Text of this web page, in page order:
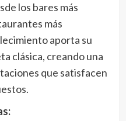
los bares más
más
aporta su
clásica, creando una
que satisfacen